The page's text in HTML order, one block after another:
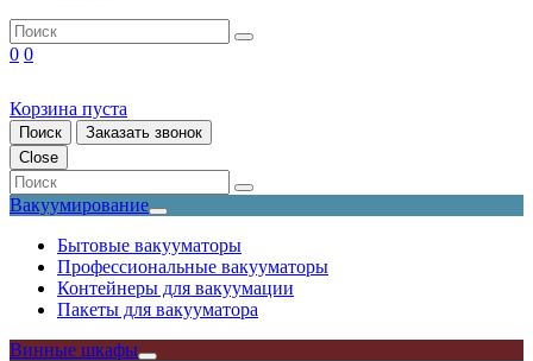
0 0
Корзина пуста
Поиск
Заказать звонок
Close
Вакуумирование
Бытовые вакууматоры
Профессиональные вакууматоры
Контейнеры для вакуумации
Пакеты для вакууматора
Винные шкафы